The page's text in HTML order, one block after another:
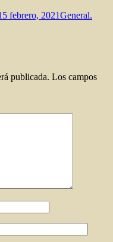
5 febrero, 2021General.
publicada. Los campos